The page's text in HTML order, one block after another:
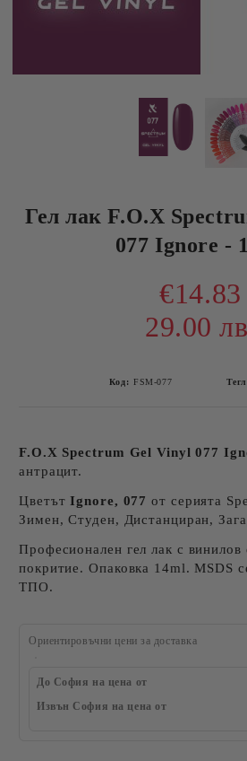
Гел лак F.O.X
077 Ignore -
€14.83
29.00
Код: FSM-077
F.O.X Spectrum Gel Vinyl 077
антрацит.
ЦветътIgnore, 077 от серията
Зимен, Студен, Дистанциран,
Професионален гел лак с винилов
покритие. Опаковка 14ml. MSDS
ТПО.
Ориентировъчни цени за доставка
До София на цена от
Извън София на цена от